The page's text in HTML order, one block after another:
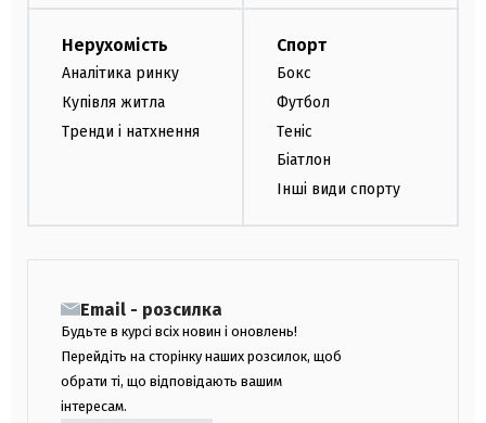
Нерухомість
Аналітика ринку
Купівля житла
Тренди і натхнення
Спорт
Бокс
Футбол
Теніс
Біатлон
Інші види спорту
Email - розсилка
Будьте в курсі всіх новин і оновлень!
Перейдіть на сторінку наших розсилок, щоб
обрати ті, що відповідають вашим
інтересам.